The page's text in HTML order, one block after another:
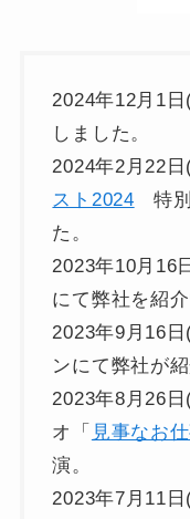
2024年12月1
しました。
2024年2月22
スト2024 特
た。
2023年10月16
にて弊社を紹
2023年9月16
ンにて弊社が
2023年8月26
オ「 見事なお
演。
2023年7月11